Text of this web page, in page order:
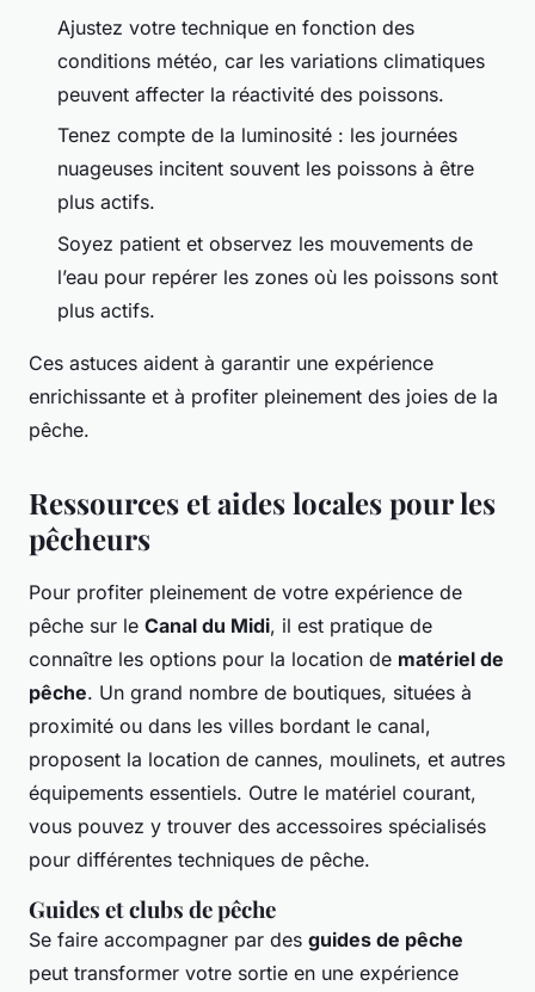
Ajustez votre technique en fonction des
conditions météo, car les variations climatiques
peuvent affecter la réactivité des poissons.
Tenez compte de la luminosité : les journées
nuageuses incitent souvent les poissons à être
plus actifs.
Soyez patient et observez les mouvements de
l’eau pour repérer les zones où les poissons sont
plus actifs.
Ces astuces aident à garantir une expérience
enrichissante et à profiter pleinement des joies de la
pêche.
Ressources et aides locales pour les
pêcheurs
Pour profiter pleinement de votre expérience de
pêche sur le Canal du Midi, il est pratique de
connaître les options pour la location de matériel de
pêche. Un grand nombre de boutiques, situées à
proximité ou dans les villes bordant le canal,
proposent la location de cannes, moulinets, et autres
équipements essentiels. Outre le matériel courant,
vous pouvez y trouver des accessoires spécialisés
pour différentes techniques de pêche.
Guides et clubs de pêche
Se faire accompagner par des guides de pêche
peut transformer votre sortie en une expérience